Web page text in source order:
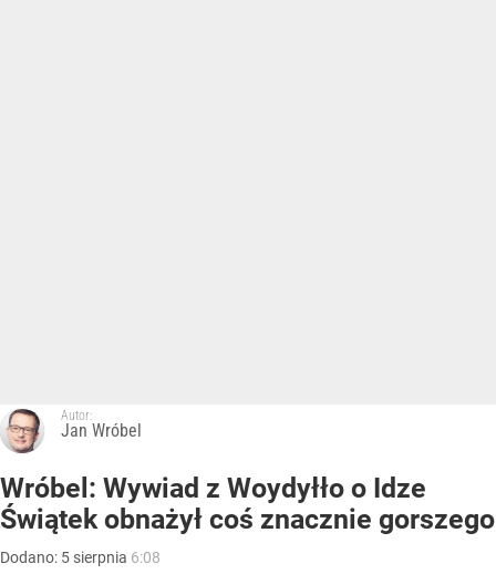
Autor:
Jan Wróbel
Wróbel: Wywiad z Woydyłło o Idze
Świątek obnażył coś znacznie gorszego
Dodano: 5 sierpnia 6:08